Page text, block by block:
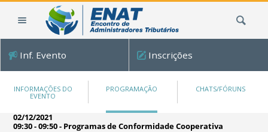
Inf. Evento Inscrições
INFORMAÇÕES DO
EVENTO
PROGRAMAÇÃO CHATS/FÓRUNS
02/12/2021
09:30 - 09:50- Programas de Conformidade Cooperativa